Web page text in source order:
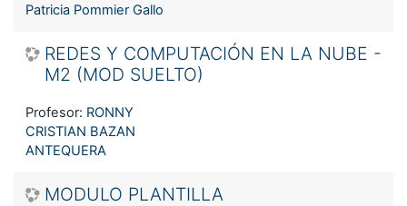
Patricia Pommier Gallo
REDES Y COMPUTACIÓN EN LA NUBE -
M2 (MOD SUELTO)
Profesor: RONNY
CRISTIAN BAZAN
ANTEQUERA
MODULO PLANTILLA